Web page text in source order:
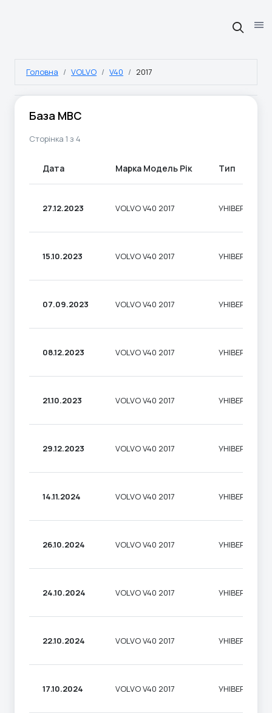
Головна VOLVO V40 2017
База МВС
Сторінка 1 з 4
Дата Марка Модель Рік Тип
27.12.2023 VOLVO V40 2017 УНІВЕРСАЛ
15.10.2023 VOLVO V40 2017 УНІВЕРСАЛ
07.09.2023 VOLVO V40 2017 УНІВЕРСАЛ
08.12.2023 VOLVO V40 2017 УНІВЕРСАЛ
21.10.2023 VOLVO V40 2017 УНІВЕРСАЛ
29.12.2023 VOLVO V40 2017 УНІВЕРСАЛ
14.11.2024 VOLVO V40 2017 УНІВЕРСАЛ
26.10.2024 VOLVO V40 2017 УНІВЕРСАЛ
24.10.2024 VOLVO V40 2017 УНІВЕРСАЛ
22.10.2024 VOLVO V40 2017 УНІВЕРСАЛ
17.10.2024 VOLVO V40 2017 УНІВЕРСАЛ